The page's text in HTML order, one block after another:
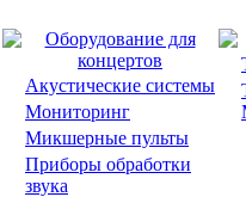
Оборудование для
концертов
Акустические системы
Мониторинг
Микшерные пульты
Приборы обработки
звука